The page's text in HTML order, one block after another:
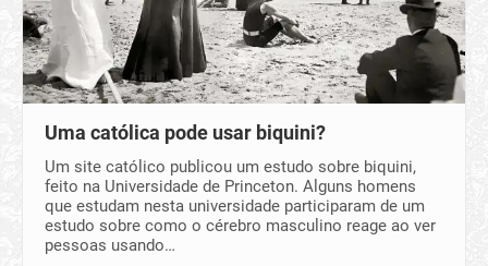
Uma católica pode usar biquini?
Um site católico publicou um estudo sobre biquini,
feito na Universidade de Princeton. Alguns homens
que estudam nesta universidade participaram de um
estudo sobre como o cérebro masculino reage ao ver
pessoas usando…